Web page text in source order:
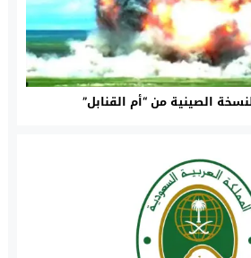
الصينية من “أم القنابل”